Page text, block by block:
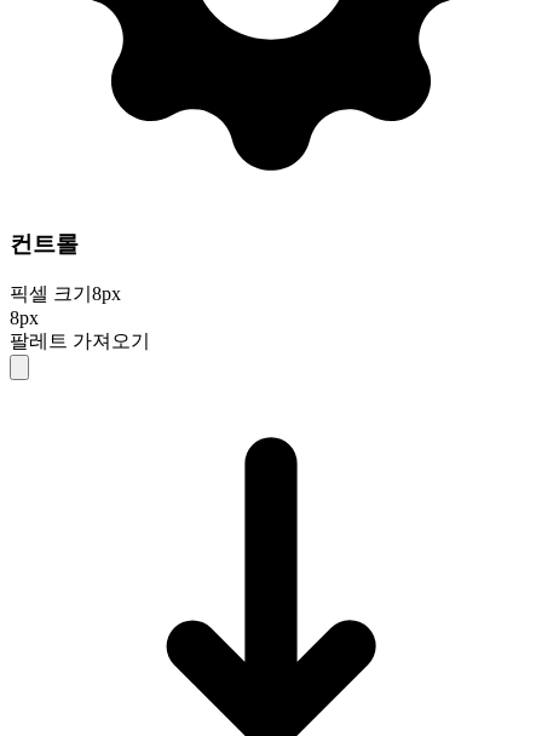
컨트롤
픽셀 크기 8px
8px
팔레트 가져오기